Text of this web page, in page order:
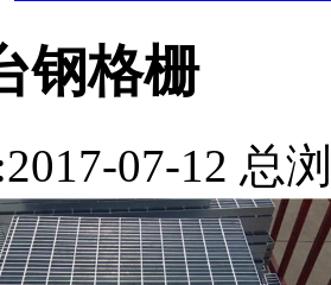
钢格栅
07-12 总